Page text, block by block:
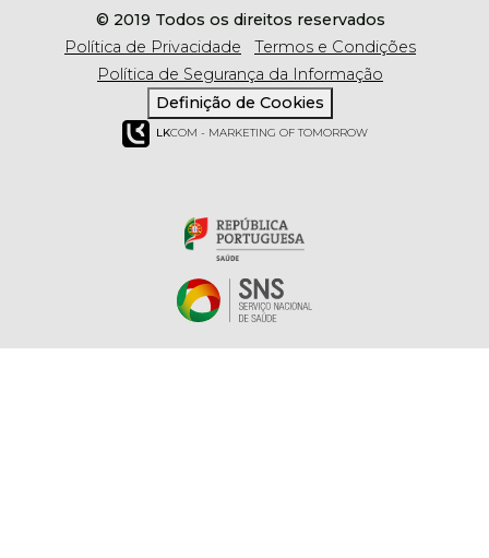
© 2019 Todos os direitos reservados
Política de Privacidade
Termos e Condições
Política de Segurança da Informação
Definição de Cookies
LKCOM - MARKETING OF TOMORROW